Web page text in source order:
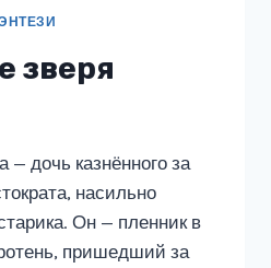
зверя
дочь казнённого за
насильно
Он — пленник в
пришедший за